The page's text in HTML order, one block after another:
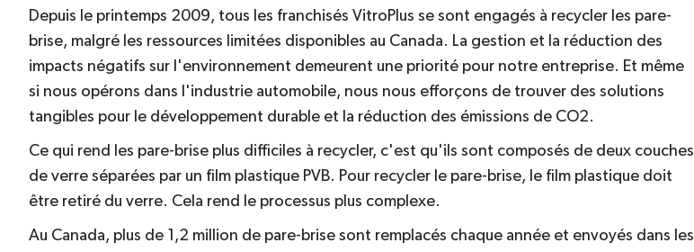
Depuis le printemps 2009, tous les franchisés VitroPlus se sont engagés à recycler les pare-
brise, malgré les ressources limitées disponibles au Canada. La gestion et la réduction des
impacts négatifs sur l'environnement demeurent une priorité pour notre entreprise. Et même
si nous opérons dans l'industrie automobile, nous nous efforçons de trouver des solutions
tangibles pour le développement durable et la réduction des émissions de CO2.
Ce qui rend les pare-brise plus difficiles à recycler, c'est qu'ils sont composés de deux couches
de verre séparées par un film plastique PVB. Pour recycler le pare-brise, le film plastique doit
être retiré du verre. Cela rend le processus plus complexe.
Au Canada, plus de 1,2 million de pare-brise sont remplacés chaque année et envoyés dans les